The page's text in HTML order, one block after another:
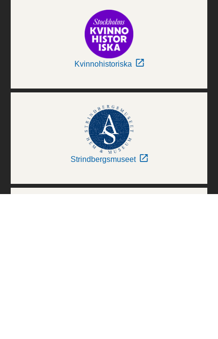
Kvinnohistoriska
Strindbergsmuseet